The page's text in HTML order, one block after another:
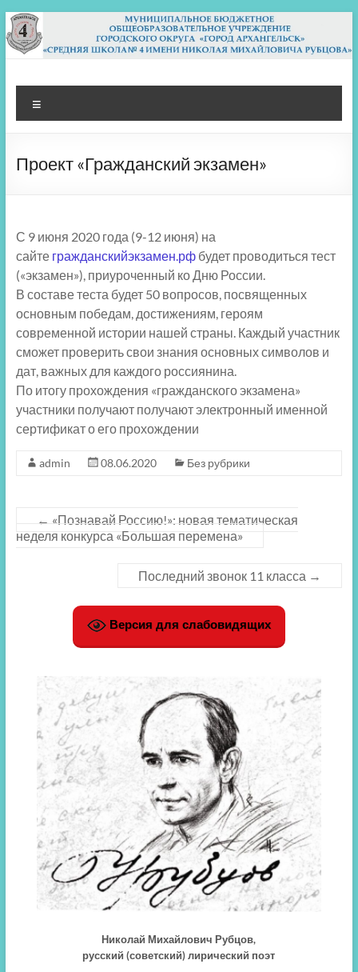
Перейти
к
содержимому
МБОУ СШ 4
Архангельск
Проект «Гражданский экзамен»
С 9 июня 2020 года (9-12 июня) на
сайте гражданскийэкзамен.рфбудет проводиться тест
(«экзамен»), приуроченный ко Дню России.
В составе теста будет 50 вопросов, посвященных
основным победам, достижениям, героям
современной истории нашей страны. Каждый участник
сможет проверить свои знания основных символов и
дат, важных для каждого россиянина.
По итогу прохождения «гражданского экзамена»
участники получают получают электронный именной
сертификат о его прохождении
admin 08.06.2020 Без рубрики
← «Познавай Россию!»: новая тематическая
неделя конкурса «Большая перемена»
Последний звонок 11 класса →
Версия для слабовидящих
Николай Михайлович Рубцов,
русский (советский) лирический поэт